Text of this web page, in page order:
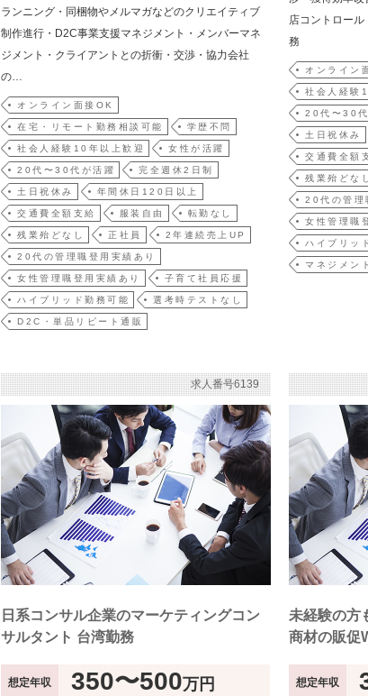
ランニング・同梱物やメルマガなどのクリエイティブ
制作進行・D2C事業支援マネジメント・メンバーマネ
ジメント・クライアントとの折衝・交渉・協力会社
の…
オンライン面接OK
在宅・リモート勤務相談可能 学歴不問
社会人経験10年以上歓迎 女性が活躍
20代〜30代が活躍 完全週休2日制
土日祝休み 年間休日120日以上
交通費全額支給 服装自由 転勤なし
残業殆どなし 正社員 2年連続売上UP
20代の管理職登用実績あり
女性管理職登用実績あり 子育て社員応援
ハイブリッド勤務可能 選考時テストなし
D2C・単品リピート通販
店コントロー
務
オンライン
社会人経験
20代〜30
土日祝休み
交通費全額
残業殆どなし
20代の管理
女性管理職
ハイブリッ
マネジメン
求人番号6139
日系コンサル企業のマーケティングコン
サルタント 台湾勤務
想定年収 350〜500万円
未経験の方
商材の販促
想定年収